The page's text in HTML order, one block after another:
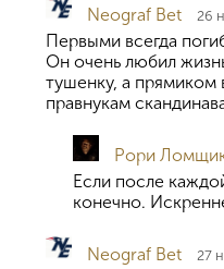
Neograf Bet 26
Первыми всегда
Он очень любил
тушенку, а прямиком
правнукам
Рори
Если после
конечно.
Neograf Bet 27